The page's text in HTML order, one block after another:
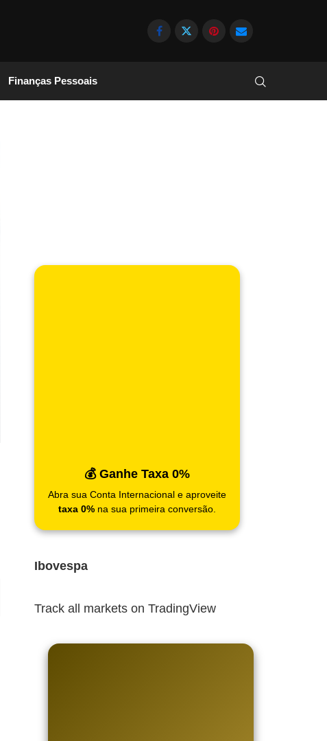
Finanças Pessoais
💰 Ganhe Taxa 0%
Abra sua Conta Internacional e aproveite
taxa 0% na sua primeira conversão.
Ibovespa
Track all markets on TradingView